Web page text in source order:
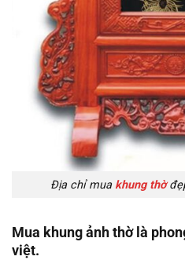
Địa chỉ mua khung thờ
Mua khung ảnh thờ là
việt.